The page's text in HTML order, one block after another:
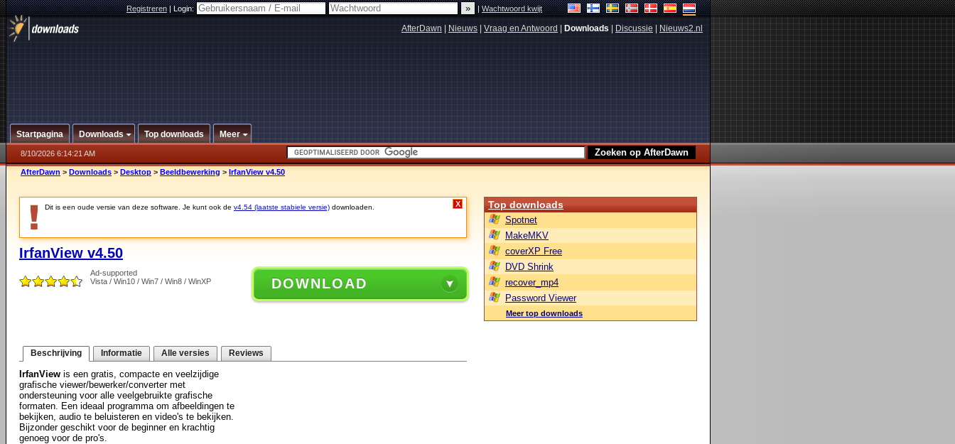
Registreren|Login: |Wachtwoord kwijt
AfterDawn Nieuws Vraag en Antwoord Downloads Discussie Nieuws2.nl
Startpagina Downloads Top downloads Meer
8/10/2026 6:14:21 AM
AfterDawn > Downloads > Desktop > Beeldbewerking > IrfanView v4.50
Dit is een oude versie van deze software. Je kunt ook de v4.54 (laatste stabiele versie) downloaden. X
IrfanView v4.50
Ad-supported
Vista / Win10 / Win7 / Win8 / WinXP
DOWNLOAD
Beschrijving Informatie Alle versies Reviews
IrfanView is een gratis, compacte en veelzijdige
grafische viewer/bewerker/converter met
ondersteuning voor alle veelgebruikte grafische
formaten. Een ideaal programma om afbeeldingen te
bekijken, audio te beluisteren en video's te bekijken.
Bijzonder geschikt voor de beginner en krachtig
genoeg voor de pro's.
Top downloads
Spotnet
MakeMKV
coverXP Free
DVD Shrink
recover_mp4
Password Viewer
Meer top downloads